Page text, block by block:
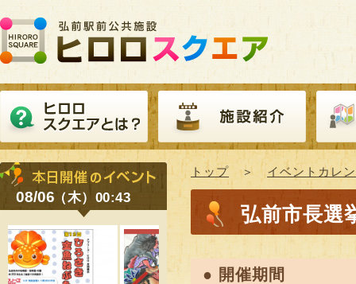
トップ ＞イベントカレ
弘前市長選
● 開催期間
08/06（木）00:43